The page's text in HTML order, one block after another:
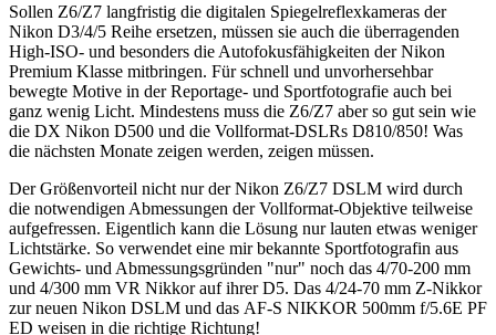
Sollen Z6/Z7 langfristig die digitalen Spiegelreflexkameras der
Nikon D3/4/5 Reihe ersetzen, müssen sie auch die überragenden
High-ISO- und besonders die Autofokusfähigkeiten der Nikon
Premium Klasse mitbringen. Für schnell und unvorhersehbar
bewegte Motive in der Reportage- und Sportfotografie auch bei
ganz wenig Licht. Mindestens muss die Z6/Z7 aber so gut sein wie
die DX Nikon D500 und die Vollformat-DSLRs D810/850! Was
die nächsten Monate zeigen werden, zeigen müssen.
Der Größenvorteil nicht nur der Nikon Z6/Z7 DSLM wird durch
die notwendigen Abmessungen der Vollformat-Objektive teilweise
aufgefressen. Eigentlich kann die Lösung nur lauten etwas weniger
Lichtstärke. So verwendet eine mir bekannte Sportfotografin aus
Gewichts- und Abmessungsgründen "nur" noch das 4/70-200 mm
und 4/300 mm VR Nikkor auf ihrer D5. Das 4/24-70 mm Z-Nikkor
zur neuen Nikon DSLM und das AF-S NIKKOR 500mm f/5.6E PF
ED weisen in die richtige Richtung!